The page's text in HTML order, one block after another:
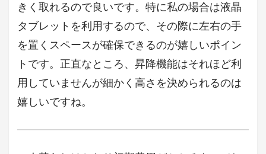
きく取れるので良いです。特に私の場合は液晶
タブレットを利用するので、その際に左右の手
を置くスペースが確保できるのが嬉しいポイン
トです。正直なところ、昇降機能はそれほど利
用していませんが細かく高さを決められるのは
嬉しいですね。